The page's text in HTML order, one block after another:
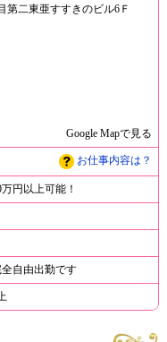
第二東亜すすきのビル6Ｆ
Google Mapで見る
お仕事内容は？
円以上可能！
自由出勤です